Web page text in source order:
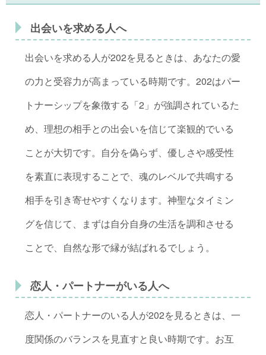
出会いを求める人へ
出会いを求める人が202を見るときは、あなたの愛
の力と受容力が高まっている時期です。202はパー
トナーシップを象徴する「2」が強調されているた
め、理想の相手との出会いを信じて楽観的でいる
ことが大切です。自分を偽らず、優しさや感受性
を素直に表現することで、魂のレベルで共鳴する
相手を引き寄せやすくなります。神聖なタイミン
グを信じて、まずは自分自身の生活を調和させる
ことで、自然な形で縁が結ばれるでしょう。
恋人・パートナーがいる人へ
恋人・パートナーのいる人が202を見るときは、一
度関係のバランスを見直すと良い時期です。お互